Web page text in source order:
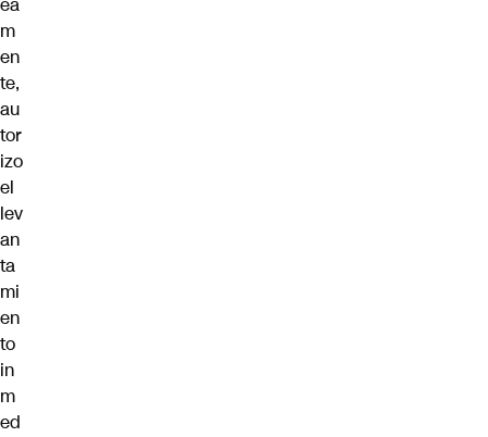
m
en
te,
au
tor
izo
​​el
lev
an
ta
mi
en
to
in
m
ed